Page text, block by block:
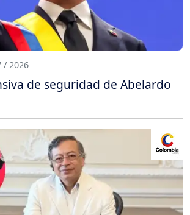
/ 2026
de seguridad de Abelardo